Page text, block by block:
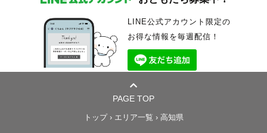
LINE公式アカウント限定の
お得な情報を毎週配信！
PAGE TOP
トップ› エリア一覧 › 高知県